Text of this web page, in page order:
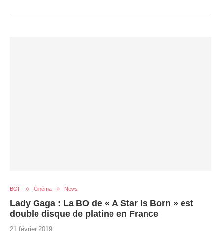
BOF Cinéma News
Lady Gaga : La BO de « A Star Is Born » est
double disque de platine en France
21 février 2019